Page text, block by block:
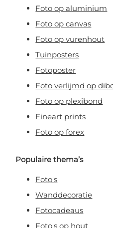
Foto op aluminium
Foto op canvas
Foto op vurenhout
Tuinposters
Fotoposter
Foto verlijmd op
Foto op plexibond
Fineart prints
Foto op forex
Populaire thema’s
Foto's
Wanddecoratie
Fotocadeaus
Foto's op hout